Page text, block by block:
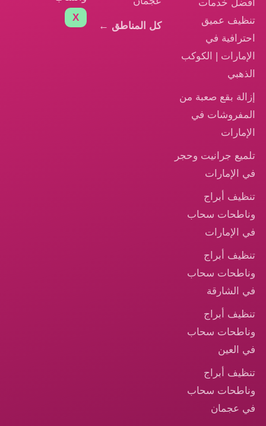
أفضل خدمات
تنظيف عميق
احترافية في
الإمارات | الكوكب
الذهبي
إزالة بقع صعبة من
المفروشات في
الإمارات
تلميع جرانيت وحجر
في الإمارات
تنظيف أبراج
وناطحات سحاب
في الإمارات
تنظيف أبراج
وناطحات سحاب
في الشارقة
تنظيف أبراج
وناطحات سحاب
في العين
تنظيف أبراج
وناطحات سحاب
في عجمان
كل المناطق ←
X